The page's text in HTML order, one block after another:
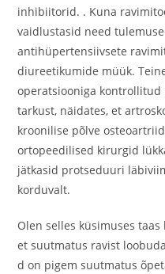
inhibiitorid. . Kuna
vaidlustasid need
antihüpertensiivsete
diureetikumide müük.
operatsiooniga
tarkust, näidates, et
kroonilise põlve
ortopeedilised kirurgid
jätkasid protseduuri
korduvalt.
Olen selles küsimuses
et suutmatus ravist
d on pigem suutmatus